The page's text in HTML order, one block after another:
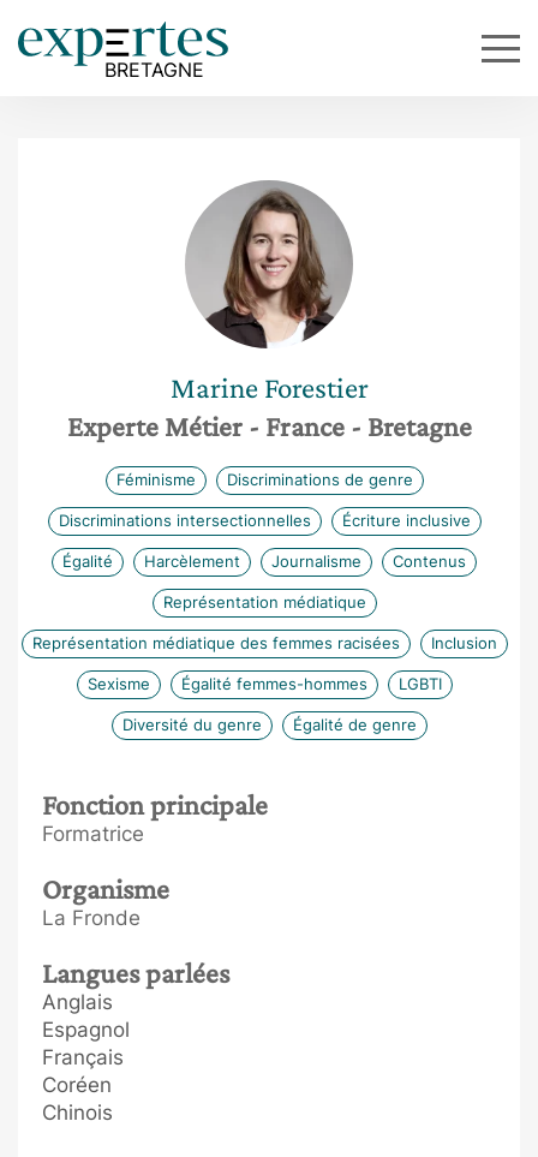
Marine Forestier
Experte Métier - France - Bretagne
Féminisme Discriminations de genre
Discriminations intersectionnelles Écriture inclusive
Égalité Harcèlement Journalisme Contenus
Représentation médiatique
Représentation médiatique des femmes racisées Inclusion
Sexisme Égalité femmes-hommes LGBTI
Diversité du genre Égalité de genre
Fonction principale
Formatrice
Organisme
La Fronde
Langues parlées
Anglais
Espagnol
Français
Coréen
Chinois